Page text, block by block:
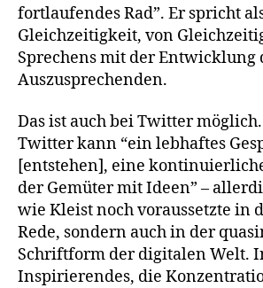
fortlaufendes Rad”. Er spricht
Gleichzeitigkeit, von
Sprechens mit der Entwicklung
Auszusprechenden.
Das ist auch bei Twitter
Twitter kann “ein lebhaftes
[entstehen], eine
der Gemüter mit Ideen” –
wie Kleist noch voraussetzte in
Rede, sondern auch in der
Schriftform der digitalen Welt.
Inspirierendes, die